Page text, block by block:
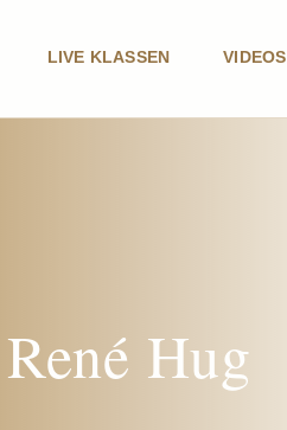
LIVE KLASSEN VIDEOS
Hug